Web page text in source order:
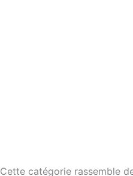
Cette catégorie rassemble